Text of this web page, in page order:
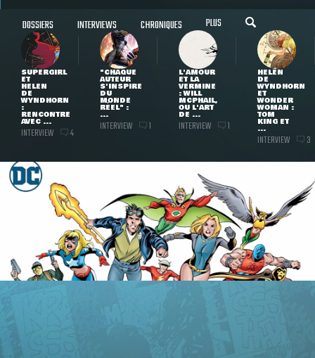
DOSSIERS INTERVIEWS CHRONIQUES PLUS
SUPERGIRL
ET
HELEN
DE
WYNDHORN
:
RENCONTRE
AVEC ...
INTERVIEW 4
"CHAQUE
AUTEUR
S'INSPIRE
DU
MONDE
RÉEL" :
...
INTERVIEW 1
L'AMOUR
ET LA
VERMINE
: WILL
MCPHAIL,
OU L'ART
DE ...
INTERVIEW 1
HELEN
DE
WYNDHORN
ET
WONDER
WOMAN :
TOM
KING ET
...
INTERVIEW 3